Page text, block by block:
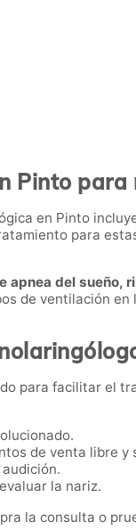
Pinto para
en Pinto
para
apnea del sueño,
de ventilación
para facilitar el
de venta libre y
la nariz.
la consulta o